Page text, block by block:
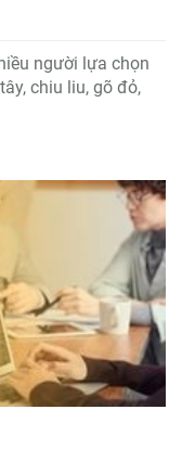
người lựa chọn
chiu liu, gõ đỏ,